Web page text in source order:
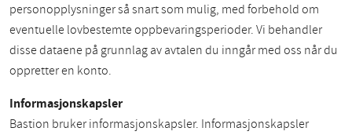
personopplysninger så snart som mulig, med forbehold om
eventuelle lovbestemte oppbevaringsperioder. Vi behandler
disse dataene på grunnlag av avtalen du inngår med oss når du
oppretter en konto.
Informasjonskapsler
Bastion bruker informasjonskapsler. Informasjonskapsler